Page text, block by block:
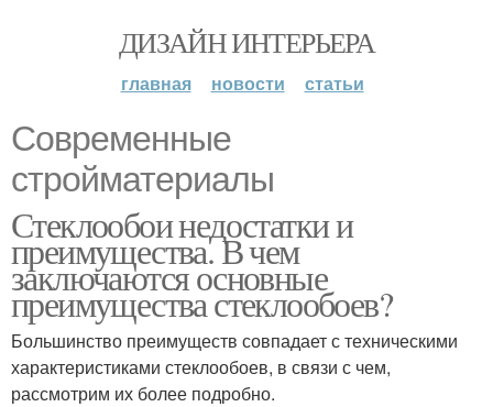
ДИЗАЙН ИНТЕРЬЕРА
главная новости статьи
Современные
стройматериалы
Стеклообои недостатки и
преимущества. В чем
заключаются основные
преимущества стеклообоев?
Большинство преимуществ совпадает с техническими
характеристиками стеклообоев, в связи с чем,
рассмотрим их более подробно.